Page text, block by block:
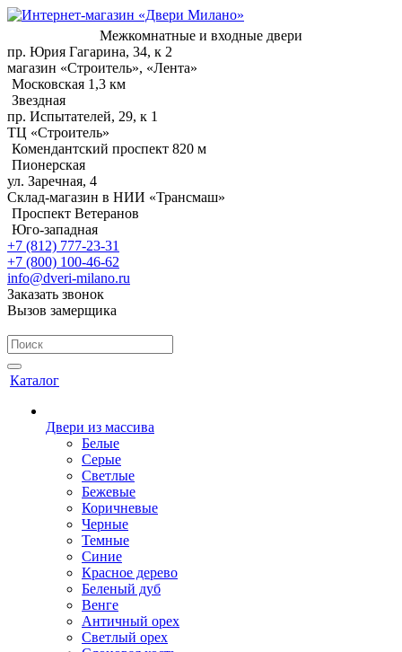
Межкомнатные и входные двери
пр. Юрия Гагарина, 34, к 2
магазин «Строитель», «Лента»
Московская 1,3 км
Звездная
пр. Испытателей, 29, к 1
ТЦ «Строитель»
Комендантский проспект 820 м
Пионерская
ул. Заречная, 4
Склад-магазин в НИИ «Трансмаш»
Проспект Ветеранов
Юго-западная
+7 (812) 777-23-31
+7 (800) 100-46-62
info@dveri-milano.ru
Заказать звонок
Вызов замерщика
Каталог
Двери из массива
Белые
Серые
Светлые
Бежевые
Коричневые
Черные
Темные
Синие
Красное дерево
Беленый дуб
Венге
Античный орех
Светлый орех